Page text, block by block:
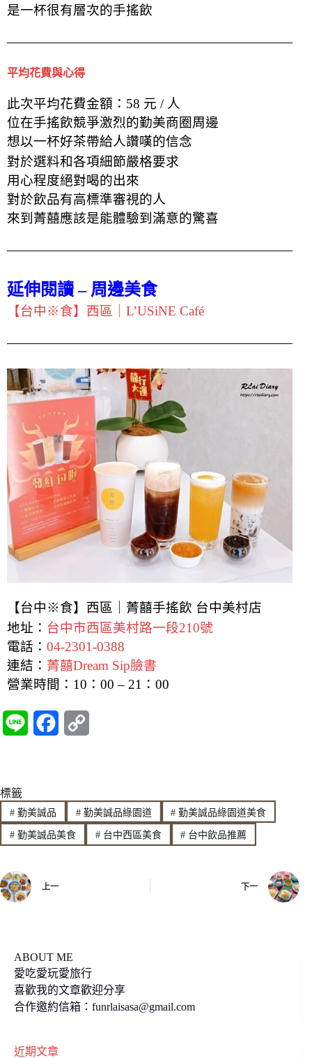
是一杯很有層次的手搖飲
平均花費與心得
此次平均花費金額：58 元 / 人
位在手搖飲競爭激烈的勤美商圈周邊
想以一杯好茶帶給人讚嘆的信念
對於選料和各項細節嚴格要求
用心程度絕對喝的出來
對於飲品有高標準審視的人
來到菁囍應該是能體驗到滿意的驚喜
延伸閱讀 – 周邊美食
【台中※食】西區｜L’USiNE Café
【台中※食】西區｜菁囍手搖飲 台中美村店
地址： 台中市西區美村路一段210號
電話： 04-2301-0388
連結： 菁囍Dream Sip臉書
營業時間：10：00 – 21：00
e e
b
o
y
L
i
標籤
#勤美誠品 #勤美誠品綠園道 # 勤美誠品綠園道美食
#勤美誠品美食 #台中西區美食 # 台中飲品推薦
上一 下一
ABOUT ME
愛吃愛玩愛旅行
喜歡我的文章歡迎分享
合作邀約信箱： funrlaisasa@gmail.com
近期文章